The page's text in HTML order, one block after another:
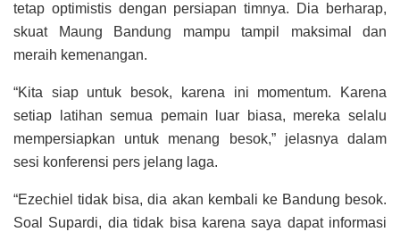
tetap optimistis dengan persiapan timnya. Dia berharap,
skuat Maung Bandung mampu tampil maksimal dan
meraih kemenangan.
“Kita siap untuk besok, karena ini momentum. Karena
setiap latihan semua pemain luar biasa, mereka selalu
mempersiapkan untuk menang besok,” jelasnya dalam
sesi konferensi pers jelang laga.
“Ezechiel tidak bisa, dia akan kembali ke Bandung besok.
Soal Supardi, dia tidak bisa karena saya dapat informasi